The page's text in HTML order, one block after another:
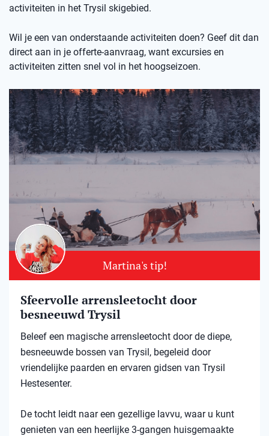
activiteiten in het Trysil skigebied.
Wil je een van onderstaande activiteiten doen? Geef dit dan
direct aan in je offerte-aanvraag, want excursies en
activiteiten zitten snel vol in het hoogseizoen.
Martina's tip!
Sfeervolle arrensleetocht door
besneeuwd Trysil​
Beleef een magische arrensleetocht door de diepe,
besneeuwde bossen van Trysil, begeleid door
vriendelijke paarden en ervaren gidsen van Trysil
Hestesenter.
De tocht leidt naar een gezellige lavvu, waar u kunt
genieten van een heerlijke 3-gangen huisgemaakte